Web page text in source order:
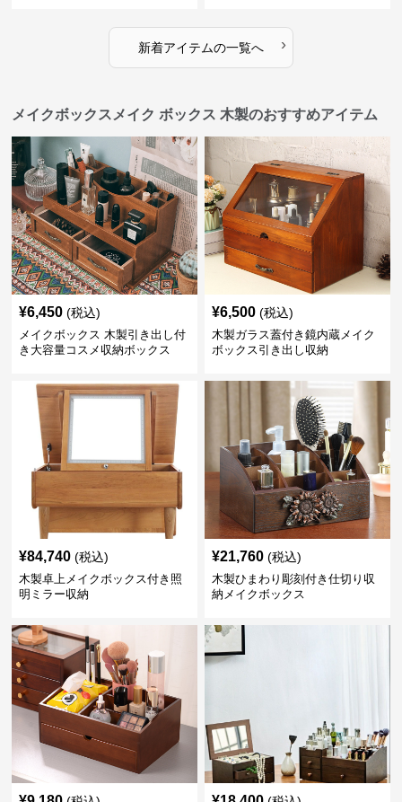
新着アイテムの一覧へ ›
メイクボックスメイク ボックス 木製のおすすめアイテム
¥6,450 (税込)
メイクボックス 木製引き出し付
き大容量コスメ収納ボックス
¥6,500 (税込)
木製ガラス蓋付き鏡内蔵メイク
ボックス引き出し収納
¥84,740 (税込)
木製卓上メイクボックス付き照
明ミラー収納
¥21,760 (税込)
木製ひまわり彫刻付き仕切り収
納メイクボックス